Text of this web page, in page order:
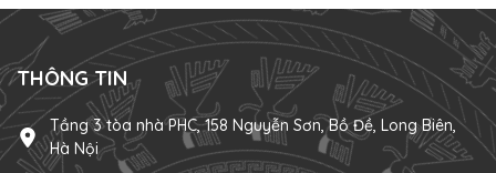
đầu Hàn Quốc Momo Rabbit từ lâu đã khẳng định vị thế
trong lòng các mẹ bỉm nhờ triết...
THÔNG TIN
Tầng 3 tòa nhà PHC, 158 Nguyễn Sơn, Bồ Đề, Long Biên,
Hà Nội